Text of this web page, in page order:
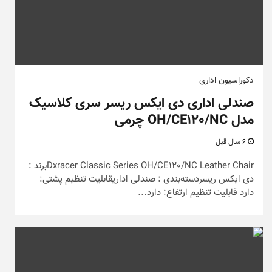
دکوراسیون اداری
صندلی اداری دی ایکس ریسر سری کلاسیک
مدل OH/CE120/NC چرمی
Dxracer Classic Series OH/CE120/NC Leather Chairبرند :
دی ایکس ریسردسته‌بندی : صندلی اداریقابلیت تنظیم پشتی:
دارد قابلیت تنظیم ارتفاع: دارد...